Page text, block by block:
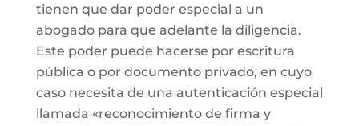
tienen que dar poder especial a un
abogado para que adelante la diligencia.
Este poder puede hacerse por escritura
pública o por documento privado, en cuyo
caso necesita de una autenticación especial
llamada «reconocimiento de firma y